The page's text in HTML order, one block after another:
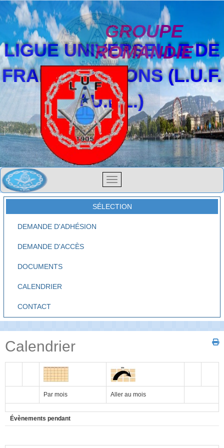
LIGUE UNIVERSELLE DE
FRANCS-MAÇONS (L.U.F.
/ U.F.L.)
GROUPE
ROMANDIE
SÉLECTION
DEMANDE D'ADHÉSION
DEMANDE D'ACCÈS
DOCUMENTS
CALENDRIER
CONTACT
Calendrier
Par mois Aller au mois
Évènements pendant